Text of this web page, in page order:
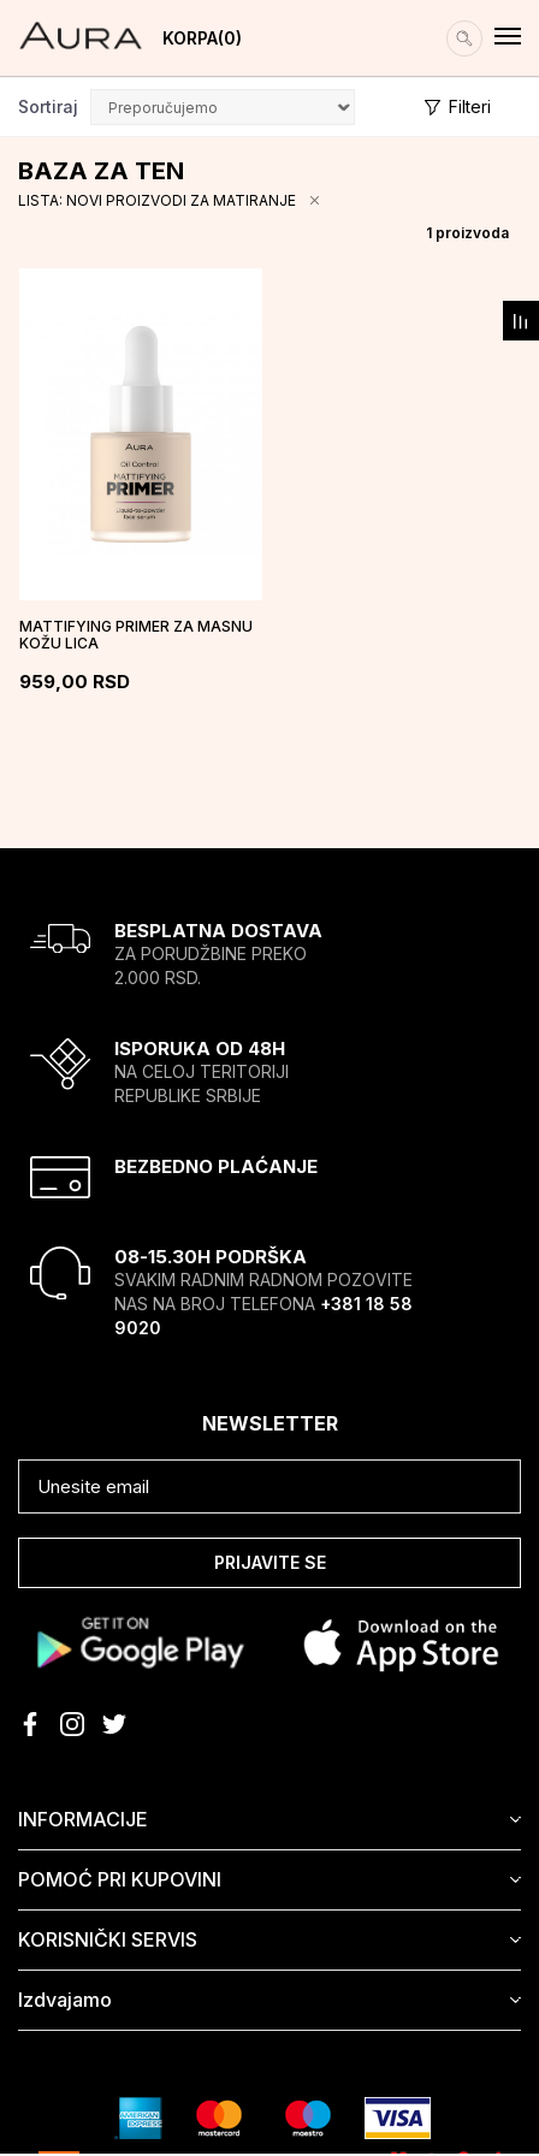
KORPA 0
BAZA ZA TEN
Sortiraj Filteri
LISTA: NOVI PROIZVODI ZA MATIRANJE
1 proizvoda
MATTIFYING PRIMER ZA MASNU
KOŽU LICA
959,00 RSD
BESPLATNA DOSTAVA
ZA PORUDŽBINE PREKO
2.000 RSD.
ISPORUKA OD 48H
NA CELOJ TERITORIJI
REPUBLIKE SRBIJE
BEZBEDNO PLAĆANJE
08-15.30H PODRŠKA
SVAKIM RADNIM RADNOM POZOVITE
NAS NA BROJ TELEFONA +381 18 58
9020
INFORMACIJE
POMOĆ PRI KUPOVINI
KORISNIČKI SERVIS
Izdvajamo
NEWSLETTER
PRIJAVITE SE